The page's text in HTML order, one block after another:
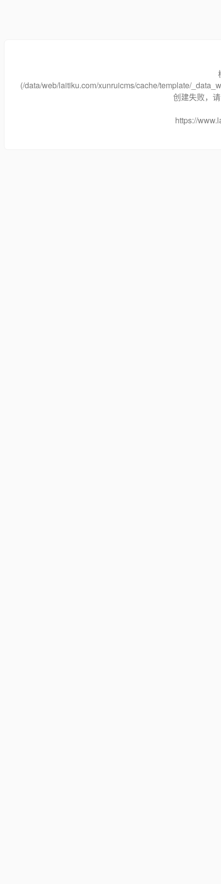
(/data/web/laitiku.com/xunruicms/cache/template/
创建失败，
https://